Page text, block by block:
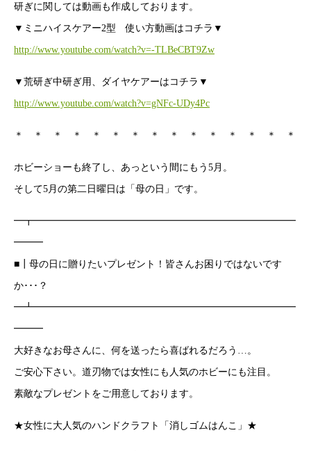
研ぎに関しては動画も作成しております。
▼ミニハイスケアー2型 使い方動画はコチラ▼
http://www.youtube.com/watch?v=-TLBeCBT9Zw
▼荒研ぎ中研ぎ用、ダイヤケアーはコチラ▼
http://www.youtube.com/watch?v=gNFc-UDy4Pc
＊ ＊ ＊ ＊ ＊ ＊ ＊ ＊ ＊ ＊ ＊ ＊ ＊ ＊ ＊
ホビーショーも終了し、あっという間にもう5月。
そして5月の第二日曜日は「母の日」です。
━┳━━━━━━━━━━━━━━━━━━━━━━━━━━━
━━━
■┃母の日に贈りたいプレゼント！皆さんお困りではないです
か･･･？
━┻━━━━━━━━━━━━━━━━━━━━━━━━━━━
━━━
大好きなお母さんに、何を送ったら喜ばれるだろう…。
ご安心下さい。道刃物では女性にも人気のホビーにも注目。
素敵なプレゼントをご用意しております。
★女性に大人気のハンドクラフト「消しゴムはんこ」★